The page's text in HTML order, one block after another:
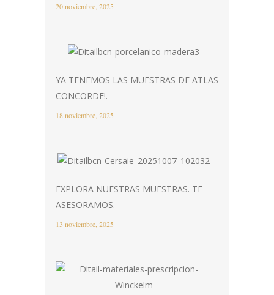
20 noviembre, 2025
YA TENEMOS LAS MUESTRAS DE ATLAS
CONCORDE!.
18 noviembre, 2025
EXPLORA NUESTRAS MUESTRAS. TE
ASESORAMOS.
13 noviembre, 2025